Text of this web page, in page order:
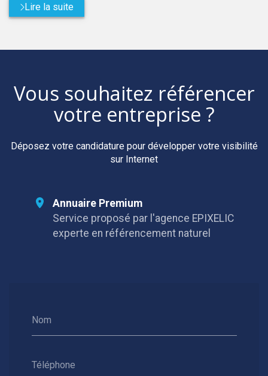
Lire la suite
Vous souhaitez référencer
votre entreprise ?
Déposez votre candidature pour développer votre visibilité
sur Internet
Nom
Téléphone
Annuaire Premium
Service proposé par l'agence EPIXELIC
experte en référencement naturel